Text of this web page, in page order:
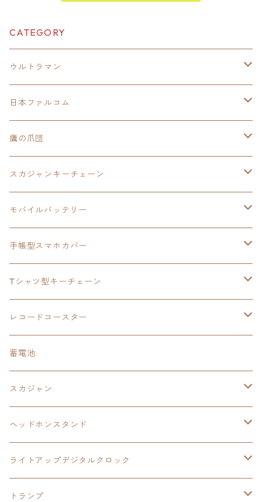
CATEGORY
ウルトラマン
モバイルバッテリー
スカジャンキーチェーン
スカジャン
シャツ
日本ファルコム
イースⅧ
モバイルバッテリー
手帳型スマホカバー
東亰ザナドゥ
閃の軌跡Ⅲ
モバイルバッテリー
手帳型スマホカバー
閃の軌跡Ⅳ
手帳型スマホカバー
モバイルバッテリー
ワイヤレスモバイルバッテリー
置くだけスピーカー
軌跡シリーズ
トランプ
カーマグネット
閃の軌跡Ⅱ
トランプ
イースⅨ
手帳型スマホカバー
モバイルバッテリー
零の軌跡：改
碧の軌跡：改
創の軌跡
ケーブルステージ
40周年記念
鷹の爪団
モバイルバッテリー
手帳型スマホカバー
スカジャンキーチェーン
ウルトラマンシリーズ
日本ファルコム
閃の軌跡Ⅲ
軌跡シリーズ
モバイルバッテリー
ウルトラマン
鷹の爪
イースⅧ
東亰ザナドゥ
阪神タイガース
閃の軌跡Ⅲ
ソーラーパネル
LEDライト付き
手帳型スマホカバー
鷹の爪団
イースⅧ
閃の軌跡Ⅲ
閃の軌跡Ⅳ
イースⅨ
零の軌跡：改
碧の軌跡：改
Tシャツ型キーチェーン
日本ファルコム
閃の軌跡Ⅲ
レコードコースター
日本ファルコム
閃の軌跡
蓄電池
スカジャン
サンリオ
ワンピース
今日から俺は！！
ヘッドホンスタンド
閃の軌跡Ⅳ
イースⅨ
ライトアップデジタルクロック
閃の軌跡Ⅳ
トランプ